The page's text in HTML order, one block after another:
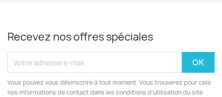
Recevez nos offres spéciales
Vous pouvez vous désinscrire à tout moment. Vous trouverez pour cela
nos informations de contact dans les conditions d'utilisation du site.